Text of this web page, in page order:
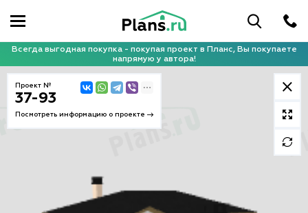
Всегда выгодная покупка - покупая проект в Планс, Вы покупаете
напрямую у автора!
Проект №
37-93
Посмотреть информацию о проекте